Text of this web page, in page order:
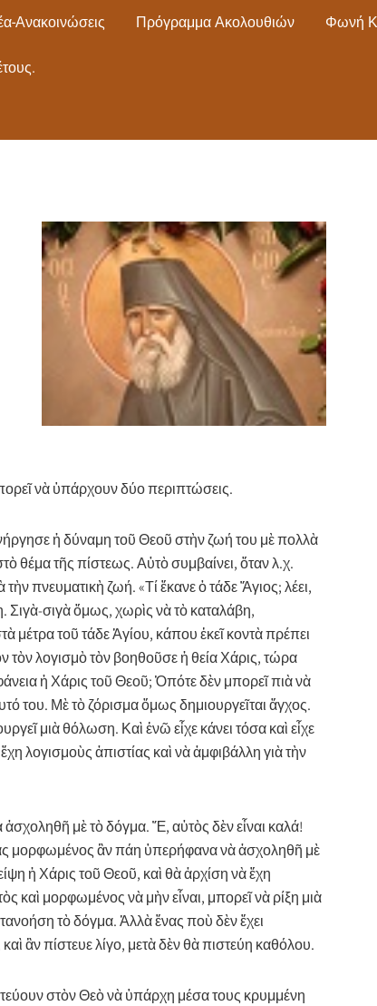
Ανακοινώσεις Πρόγραμμα Ακολουθιών Φωνή
νὰ ὑπάρχουν δύο περιπτώσεις.
ἡ δύναμη τοῦ Θεοῦ στὴν ζωή του μὲ πολλὰ
θέμα τῆς πίστεως.Αὐτὸ συμβαίνει, ὅταν λ.χ.
πνευματικὴ ζωή. «Τί ἔκανε ὁ τάδε Ἅγιος; λέει,
Σιγὰ-σιγὰ ὅμως, χωρὶς νὰ τὸ καταλάβη,
μέτρα τοῦ τάδε Ἁγίου, κάπου ἐκεῖ κοντὰ πρέπει
τὸν λογισμὸ τὸν βοηθοῦσε ἡ θεία Χάρις, τώρα
ἡ Χάρις τοῦ Θεοῦ; Ὁπότε δὲν μπορεῖ πιὰ νὰ
του. Μὲ τὸ ζόρισμα ὅμως δημιουργεῖται ἄγχος.
μιὰ θόλωση. Καὶ ἐνῶ εἶχε κάνει τόσα καὶ εἶχε
λογισμοὺς ἀπιστίας καὶ νὰ ἀμφιβάλλη γιὰ τὴν
ἀσχοληθῆ μὲ τὸ δόγμα. Ἔ, αὐτὸς δὲν εἶναι καλά!
μορφωμένος ἂν πάη ὑπερήφανα νὰ ἀσχοληθῆ μὲ
ἡ Χάρις τοῦ Θεοῦ, καὶ θὰ ἀρχίση νὰ ἔχη
καὶ μορφωμένος νὰ μὴν εἶναι, μπορεῖ νὰ ρίξη μιὰ
τὸ δόγμα. Ἀλλὰ ἕνας ποὺ δὲν ἔχει
ἂν πίστευε λίγο, μετὰ δὲν θὰ πιστεύη καθόλου.
στὸν Θεὸ νὰ ὑπάρχη μέσα τους κρυμμένη